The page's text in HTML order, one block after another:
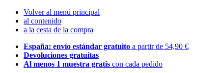
Volver al menú principal
al contenido
a la cesta de la compra
España: envío estándar gratuito a partir de 54,90 €
Devoluciones gratuitas
Al menos 1 muestra gratis con cada pedido